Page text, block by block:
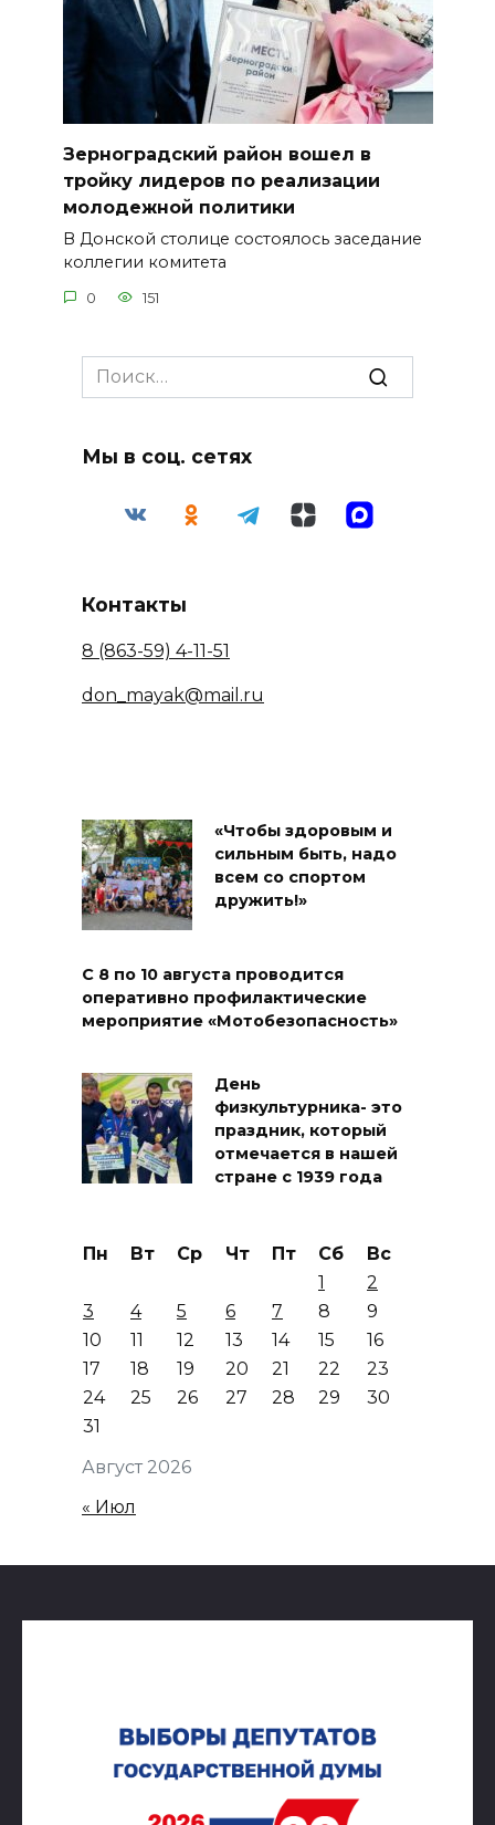
Зерноградский район вошел в
тройку лидеров по реализации
молодежной политики
В Донской столице состоялось заседание
коллегии комитета
0 151
Search
for:
Мы в соц. сетях
Контакты
8 (863-59) 4-11-51
don_mayak@mail.ru
«Чтобы здоровым и
сильным быть, надо
всем со спортом
дружить!»
С 8 по 10 августа проводится
оперативно профилактические
мероприятие «Мотобезопасность»
День
физкультурника- это
праздник, который
отмечается в нашей
стране с 1939 года
Август 2026
Пн Вт Ср Чт Пт Сб
Вс
1
2
3
4 5 6 7 8
9
10
11 12 13 14 15
16
17
18 19 20 21 22
23
24
25 26 27 28 29
30
31
« Июл